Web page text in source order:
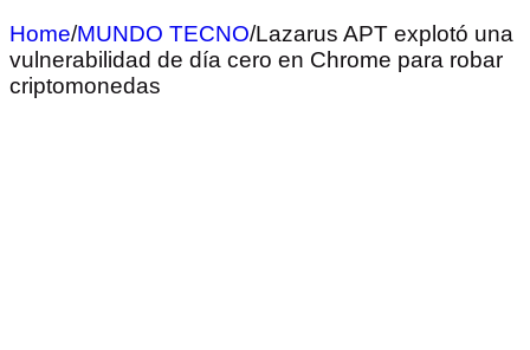
Home/MUNDO TECNO/Lazarus APT explotó una
vulnerabilidad de día cero en Chrome para robar
criptomonedas